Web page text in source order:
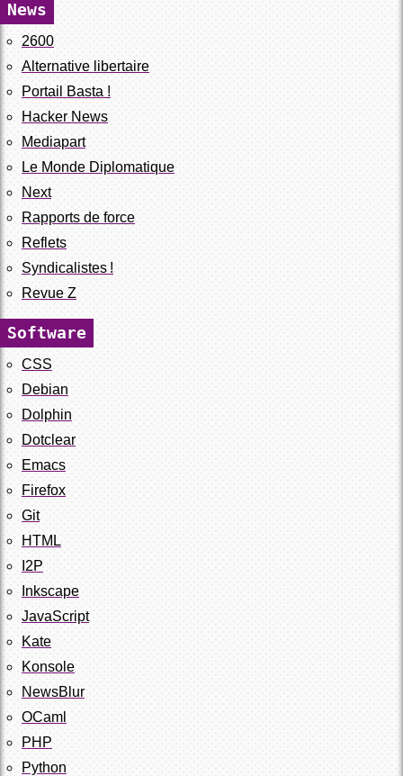
News
2600
Alternative libertaire
Portail Basta !
Hacker News
Mediapart
Le Monde Diplomatique
Next
Rapports de force
Reflets
Syndicalistes !
Revue Z
Software
CSS
Debian
Dolphin
Dotclear
Emacs
Firefox
Git
HTML
I2P
Inkscape
JavaScript
Kate
Konsole
NewsBlur
OCaml
PHP
Python